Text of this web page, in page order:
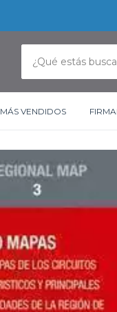
MÁS VENDIDOS